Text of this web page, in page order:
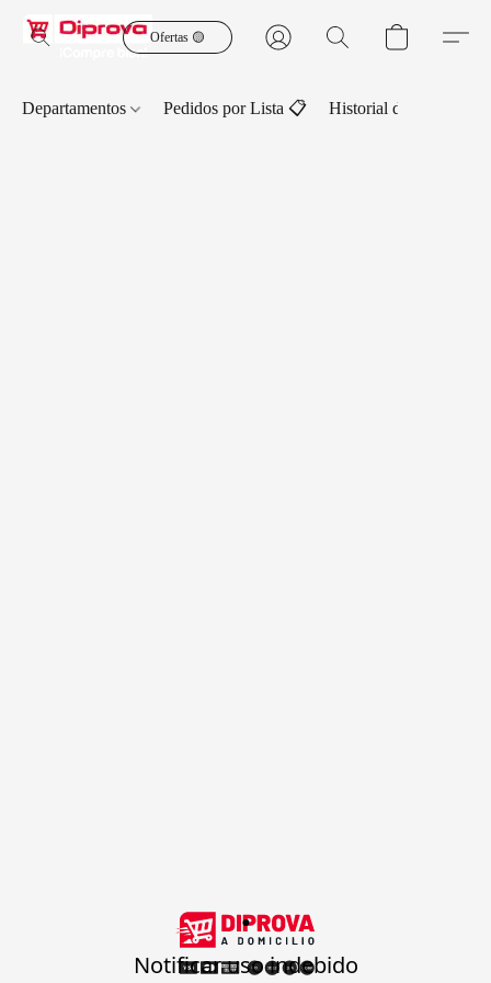
Ofertas 🟡
Departamentos Pedidos por Lista 📋 Historial de Pedidos
.
Notificar uso indebido